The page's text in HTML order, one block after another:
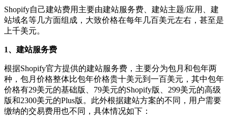
Shopify自己建站费用主要由建站服务费、建站主题/应用、建
站域名等几方面组成，大致价格在每年几百美元左右，甚至是
上千美元。
1、建站服务费
根据Shopify官方提供的建站服务费，主要分为包月和包年两
种，包月价格整体比包年价格贵十美元到一百美元，其中包年
价格有29美元的基础版、79美元的Shopify版、299美元的高级
版和2300美元的Plus版。此外根据建站方案的不同，用户需要
缴纳的交易费用也不同，具体情况如下：